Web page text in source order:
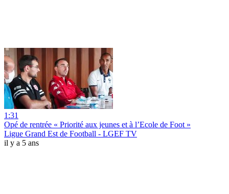
1:31
Opé de rentrée « Priorité aux jeunes et à l’Ecole de Foot »
Ligue Grand Est de Football - LGEF TV
il y a 5 ans